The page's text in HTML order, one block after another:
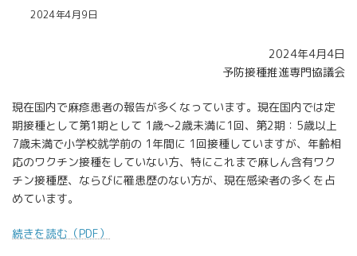
2024年4月9日
2024年4月4日
予防接種推進専門協議会
現在国内で麻疹患者の報告が多くなっています。現在国内では定
期接種として第1期として 1歳～2歳未満に1回、第2期：5歳以上
7歳未満で小学校就学前の 1年間に 1回接種していますが、年齢相
応のワクチン接種をしていない方、特にこれまで麻しん含有ワク
チン接種歴、ならびに罹患歴のない方が、現在感染者の多くを占
めています。
続きを読む（PDF）